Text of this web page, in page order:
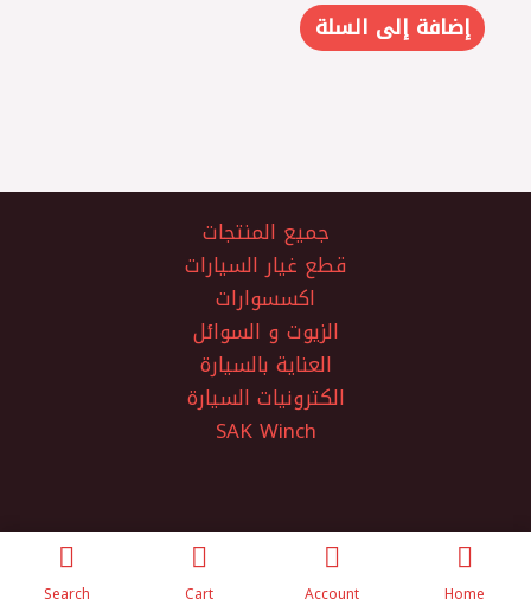
إضافة إلى السلة
جميع المنتجات
قطع غيار السيارات
اكسسوارات
الزيوت و السوائل
العناية بالسيارة
الكترونيات السيارة
SAK Winch
الفتح لتجارة قطع غيار السيارات
Home
Account
Cart
Search